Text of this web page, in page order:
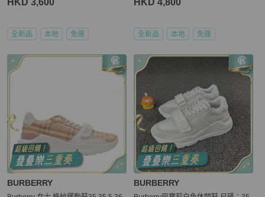
全新品 本地 免運 全新品 本地 免運
BURBERRY BURBERRY